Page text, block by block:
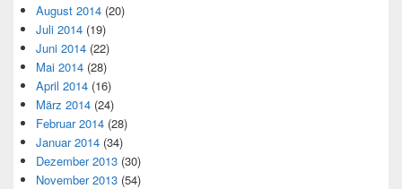
August 2014 (20)
Juli 2014 (19)
Juni 2014 (22)
Mai 2014 (28)
April 2014 (16)
März 2014 (24)
Februar 2014 (28)
Januar 2014 (34)
Dezember 2013 (30)
November 2013 (54)